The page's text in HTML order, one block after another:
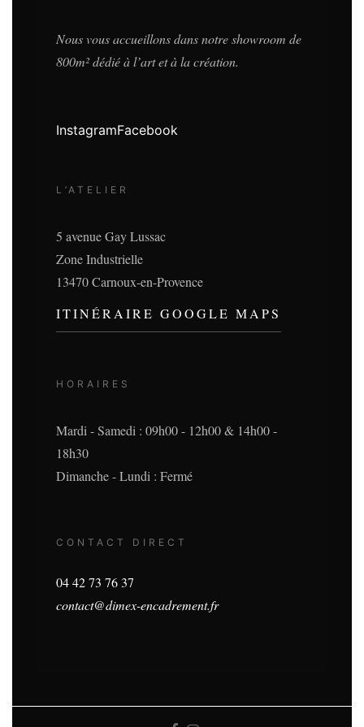
Nous vous accueillons dans notre showroom de
800m² dédié à l’art et à la création.
InstagramFacebook
L’ATELIER
5 avenue Gay Lussac
Zone Industrielle
13470 Carnoux-en-Provence
ITINÉRAIRE GOOGLE MAPS
HORAIRES
Mardi - Samedi : 09h00 - 12h00 & 14h00 -
18h30
Dimanche - Lundi : Fermé
CONTACT DIRECT
04 42 73 76 37
contact@dimex-encadrement.fr